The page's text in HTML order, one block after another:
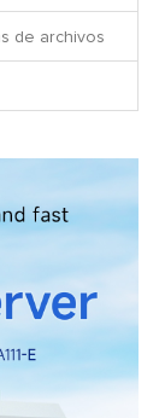
de archivos